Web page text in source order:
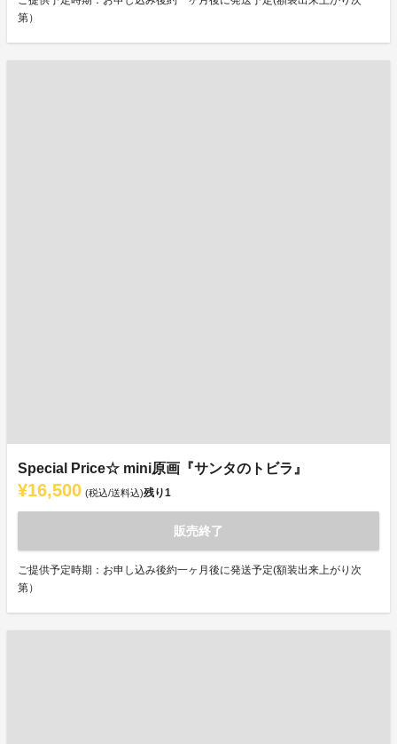
第）
Special Price☆ mini原画『サンタのトビラ』
¥16,500 (税込/送料込)残り1
販売終了
ご提供予定時期：お申し込み後約一ヶ月後に発送予定(額装出来上がり次
第）